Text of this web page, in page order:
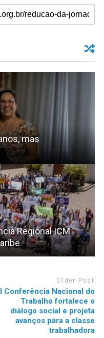
mas
Regional ICM
Older Post
Conferência Nacional do
Trabalho fortalece o
diálogo social e projeta
avanços para a classe
trabalhadora